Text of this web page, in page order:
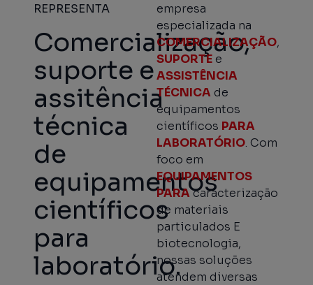
REPRESENTA
Comercialização,
suporte e
assitência
técnica
de
equipamentos
científicos
para
laboratório.
empresa
especializada na
COMERCIALIZAÇÃO,
SUPORTE e
ASSISTÊNCIA
TÉCNICA de
equipamentos
científicos PARA
LABORATÓRIO. Com
foco em
EQUIPAMENTOS
PARAcaracterização
de materiais
particulados E
biotecnologia,
nossas soluções
atendem diversas